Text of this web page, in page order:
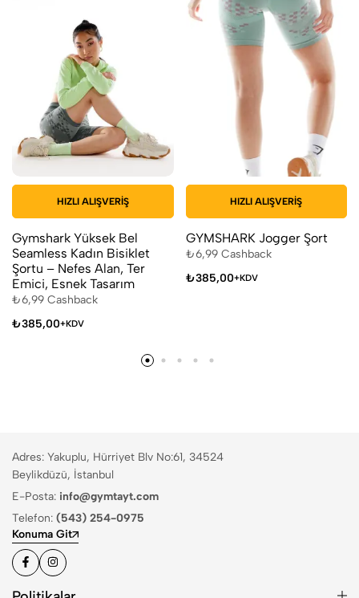
HIZLI ALIŞVERIŞ
Gymshark Yüksek Bel
Seamless Kadın Bisiklet
Şortu – Nefes Alan, Ter
Emici, Esnek Tasarım
₺6,99 Cashback
₺385,00+KDV
HIZLI ALIŞVERIŞ
GYMSHARK Jogger Şort
₺6,99Cashback
₺385,00+KDV
Adres: Yakuplu, Hürriyet Blv No:61, 34524
Beylikdüzü, İstanbul
E-Posta: info@gymtayt.com
Telefon: (543) 254-0975
Konuma Git